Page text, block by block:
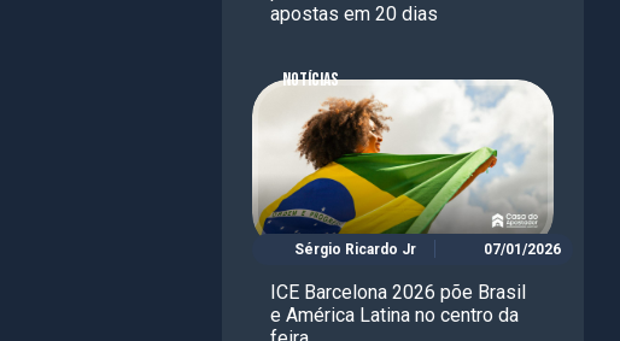
apostas em 20 dias
NOTÍCIAS
Sérgio Ricardo Jr 07/01/2026
ICE Barcelona 2026 põe Brasil
e América Latina no centro da